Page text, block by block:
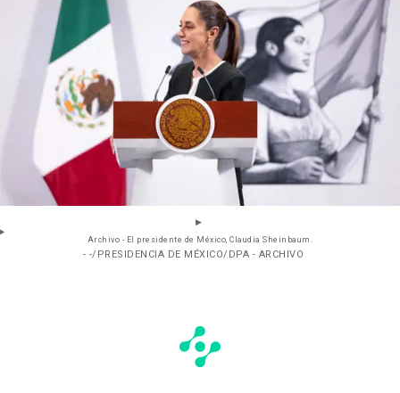
Archivo - El presidente de México, Claudia Sheinbaum.
- -/PRESIDENCIA DE MÉXICO/DPA - ARCHIVO